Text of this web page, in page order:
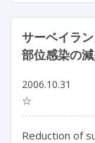
サーベイラ
部位感染の
2006.10.31
☆
Reduction of